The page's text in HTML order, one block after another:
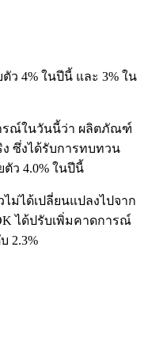
ว 4% ในปีนี้ และ 3% ใน
รณ์ในวันนี้ว่า ผลิตภัณฑ์
ง ซึ่งได้รับการทบทวน
ว 4.0% ในปีนี้
ม่ได้เปลี่ยนแปลงไปจาก
ได้ปรับเพิ่มคาดการณ์
2.3%